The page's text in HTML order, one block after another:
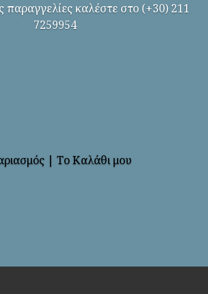
παραγγελίες καλέστε στο (+30) 211
7259954
| Το Καλάθι μου